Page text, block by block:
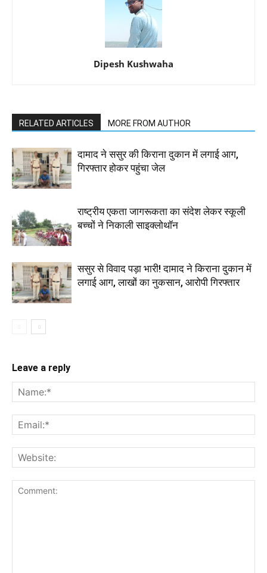
Dipesh Kushwaha
RELATED ARTICLES MORE FROM AUTHOR
दामाद ने ससुर की किराना दुकान में लगाई आग,
गिरफ्तार होकर पहुंचा जेल
राष्ट्रीय एकता जागरूकता का संदेश लेकर स्कूली
बच्चों ने निकाली साइक्लोथॉन
ससुर से विवाद पड़ा भारी! दामाद ने किराना दुकान में
लगाई आग, लाखों का नुकसान, आरोपी गिरफ्तार
Leave a reply